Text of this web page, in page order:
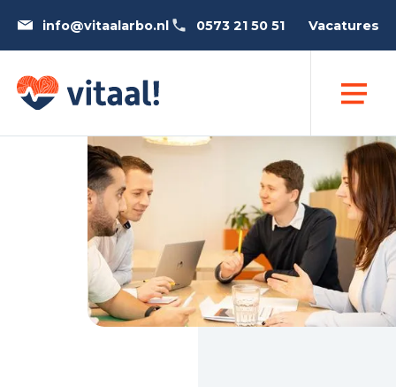
info@vitaalarbo.nl 0573 21 50 51 Vacatures